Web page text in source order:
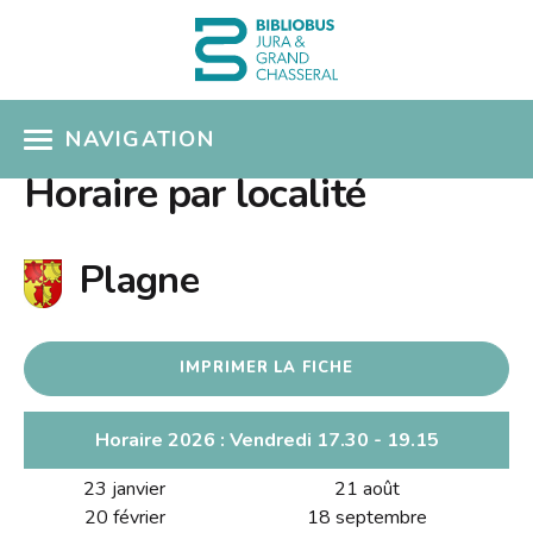
NAVIGATION
ACCÈS CATALOGUE
MON COMPTE
COLLECTIONS
Nouveautés
Albums pour enfants
SÉLECTIONS THÉMATIQUES
EN PRATIQUE
Horaire par localité
Plagne
IMPRIMER LA FICHE
Horaire 2026 : Vendredi 17.30 - 19.15
23 janvier
20 février
21 août
18 septembre